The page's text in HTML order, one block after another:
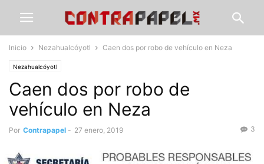
Inicio Nezahualcóyotl Caen dos por robo de vehículo en Neza
Nezahualcóyotl
Caen dos por robo de
vehículo en Neza
Por Contrapapel - 27 enero, 2019 3